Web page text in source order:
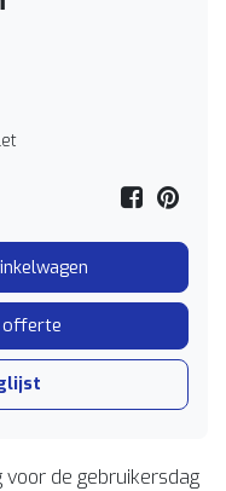
offerte
de gebruikersdag